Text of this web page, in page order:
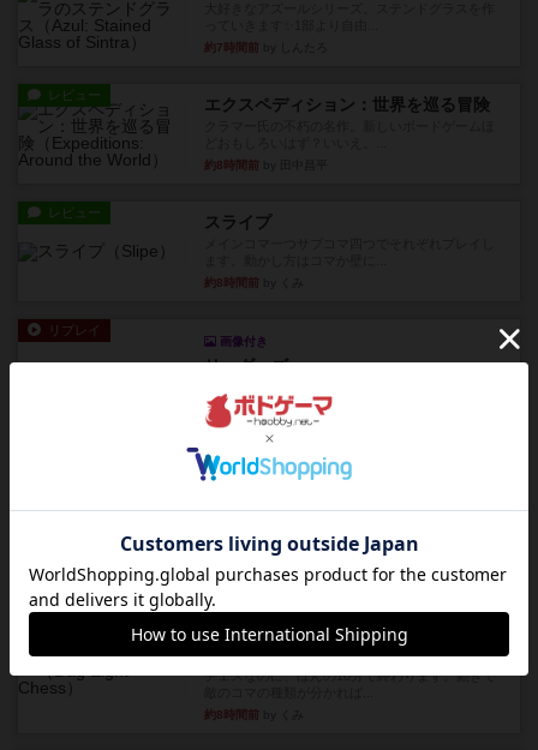
約7時間前
レビュー エクスペディション：世界を巡る冒険
約8時間前
レビュー スライプ
約8時間前
リプレイ
画像付き
リーダーズ
た…であっさり追い込まれて負...
約8時間前 by くみ
ブリックス
に分かれてプレイ。あかんか...
約8時間前by くみ
画像付き
ダグエイトチェス
チェスなのに、ほんの10分で終わります。動きで
約8時間前